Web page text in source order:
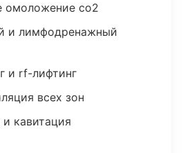
омоложение co2
и лимфодренажный
и rf-лифтинг
всех зон
кавитация